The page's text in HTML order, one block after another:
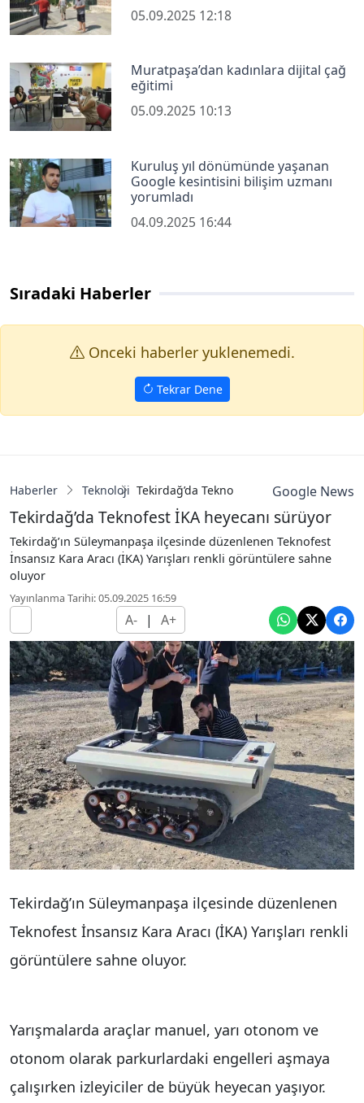
05.09.2025 12:18
Muratpaşa’dan kadınlara dijital çağ
eğitimi
05.09.2025 10:13
Kuruluş yıl dönümünde yaşanan
Google kesintisini bilişim uzmanı
yorumladı
04.09.2025 16:44
Sıradaki Haberler
Onceki haberler yuklenemedi.
Tekrar Dene
Haberler Teknoloji Tekirdağ’da Teknofest İKA heyecanı
Google News
Tekirdağ’da Teknofest İKA heyecanı sürüyor
Tekirdağ’ın Süleymanpaşa ilçesinde düzenlenen Teknofest
İnsansız Kara Aracı (İKA) Yarışları renkli görüntülere sahne
oluyor
Yayınlanma Tarihi: 05.09.2025 16:59
A- | A+
Tekirdağ’ın Süleymanpaşa ilçesinde düzenlenen
Teknofest İnsansız Kara Aracı (İKA) Yarışları renkli
görüntülere sahne oluyor.
Yarışmalarda araçlar manuel, yarı otonom ve
otonom olarak parkurlardaki engelleri aşmaya
çalışırken izleyiciler de büyük heyecan yaşıyor.